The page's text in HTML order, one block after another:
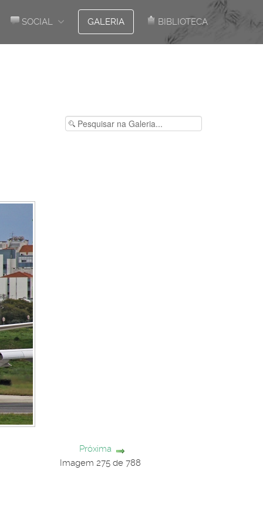
SOCIAL GALERIA BIBLIOTECA
Próxima
Imagem 275 de 788